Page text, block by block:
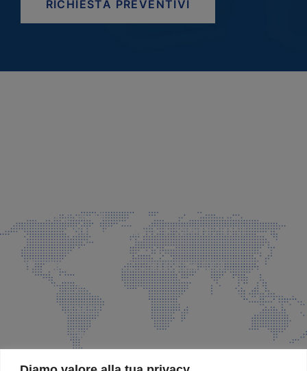
RICHIESTA PREVENTIVI
info@faeg.it
COMMERCIALE E SPEDIZIONI
Via Padre Elzi, 32 Grassobbio (BG)
035 525015
035 335037
info@faeg.it
SITE MAP